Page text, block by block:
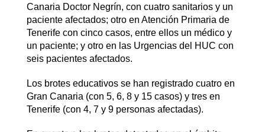
Canaria Doctor Negrín, con cuatro sanitarios y un
paciente afectados; otro en Atención Primaria de
Tenerife con cinco casos, entre ellos un médico y
un paciente; y otro en las Urgencias del HUC con
seis pacientes afectados.
Los brotes educativos se han registrado cuatro en
Gran Canaria (con 5, 6, 8 y 15 casos) y tres en
Tenerife (con 4, 7 y 9 personas afectadas).